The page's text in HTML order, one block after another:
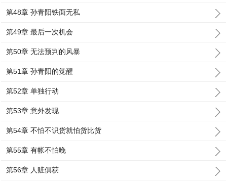
第48章 孙青阳铁面无私
第49章 最后一次机会
第50章 无法预判的风暴
第51章 孙青阳的觉醒
第52章 单独行动
第53章 意外发现
第54章 不怕不识货就怕货比货
第55章 有帐不怕晚
第56章 人赃俱获